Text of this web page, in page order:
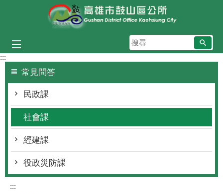
跳到主要內容區塊
搜
尋
:::
常見問答
民政課
社會課
經建課
役政災防課
:::